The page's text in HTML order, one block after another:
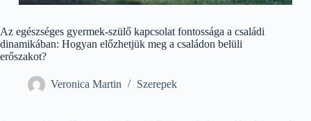
Az egészséges gyermek-szülő kapcsolat fontossága a családi
dinamikában: Hogyan előzhetjük meg a családon belüli
erőszakot?
Veronica Martin Szerepek